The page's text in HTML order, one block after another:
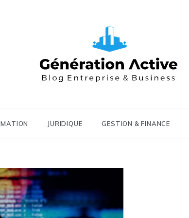
JURIDIQUE GESTION & FINANCE